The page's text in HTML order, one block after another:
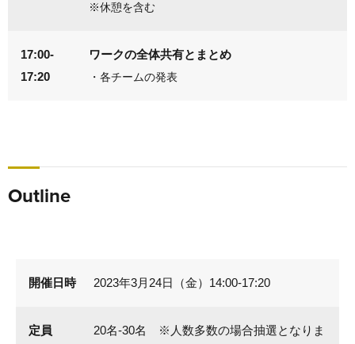
※休憩を含む
17:00-
17:20
ワークの全体共有とまとめ
・各チームの発表
Outline
開催日時 2023年3月24日（金）14:00-17:20
定員
20名-30名 ※人数多数の場合抽選となりま